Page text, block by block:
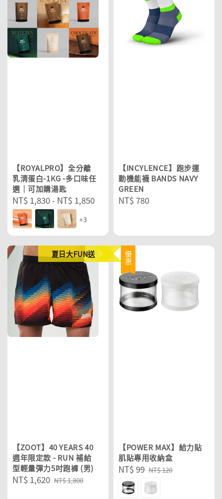
【ROYALPRO】全分離
乳清蛋白-1KG -多口味任
選｜可加購湯匙
Regular
price
NT$ 1,830- NT$ 1,850
+3
【INCYLENCE】跑步運
動機能襪 BANDS NAVY
GREEN
Regular
NT$ 780
夏日大FUN送
【ZOOT】40 YEARS 40
週年限定款 - RUN 補給
型輕量彈力5吋跑褲 (男)
Sale
NT$ 1,620 Regular
NT$ 1,800
優惠
【POWER MAX】給力貼
肌貼專用收納盒
Sale
price
NT$ 99 Regular
price
NT$ 120